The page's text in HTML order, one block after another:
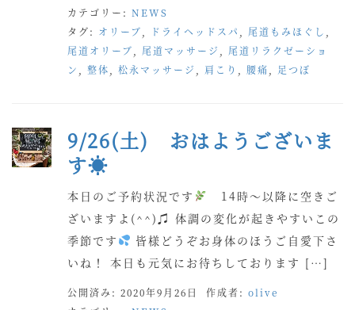
カテゴリー: NEWS
タグ: オリーブ ドライヘッドスパ 尾道もみほぐし
尾道オリーブ
尾道マッサージ
尾道リラクゼーショ
ン
整体 松永マッサージ 肩こり 腰痛 足つぼ
9/26(土) おはようございま
す☀
本日のご予約状況です
14時〜以降に空きご
ざいますよ(^^)♫ 体調の変化が起きやすいこの
季節です
皆様どうぞお身体のほうご自愛下さ
いね！ 本日も元気にお待ちしております […]
公開済み: 2020年9月26日 作成者: olive